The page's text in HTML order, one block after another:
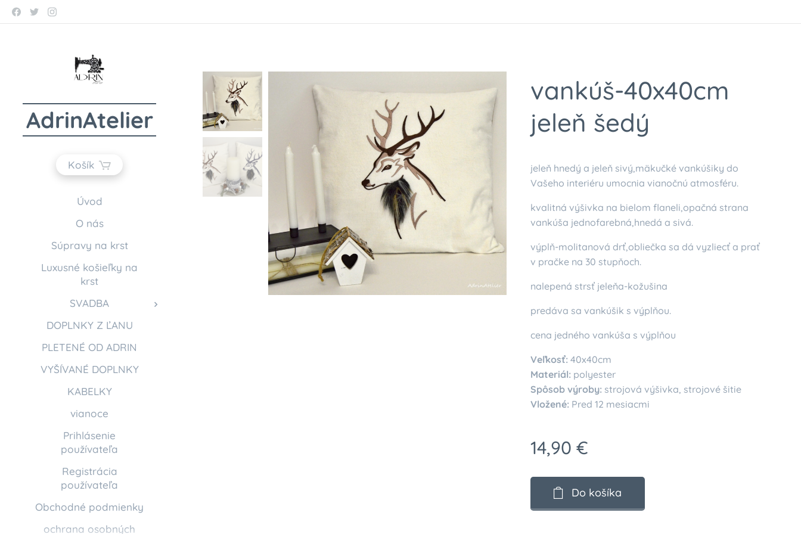
AdrinAtelier
Košík
Úvod
O nás
Súpravy na krst
Luxusné košieľky na
krst
SVADBA
DOPLNKY Z ĽANU
PLETENÉ OD ADRIN
VYŠÍVANÉ DOPLNKY
KABELKY
vianoce
Prihlásenie
používateľa
Registrácia
používateľa
Obchodné podmienky
ochrana osobných
vankúš-40x40cm
jeleň šedý
jeleň hnedý a jeleň sivý,mäkučké vankúšiky do
Vašeho interiéru umocnia vianočnú atmosféru.
kvalitná výšivka na bielom flaneli,opačná strana
vankúša jednofarebná,hnedá a sivá.
výplň-molitanová drť,obliečka sa dá vyzliecť a prať
v pračke na 30 stupňoch.
nalepená strsť jeleňa-kožušina
predáva sa vankúšik s výplňou.
cena jedného vankúša s výplňou
Veľkosť:40x40cm
Materiál: polyester
Spôsob výroby: strojová výšivka, strojové šitie
Vložené: Pred 12 mesiacmi
14,90 €
Do košíka